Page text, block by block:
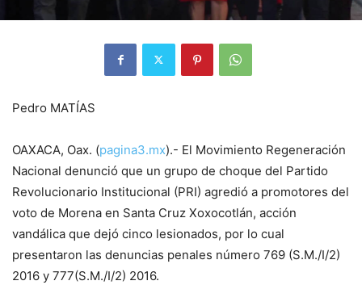
Pedro MATÍAS
OAXACA, Oax. (pagina3.mx).- El Movimiento Regeneración
Nacional denunció que un grupo de choque del Partido
Revolucionario Institucional (PRI) agredió a promotores del
voto de Morena en Santa Cruz Xoxocotlán, acción
vandálica que dejó cinco lesionados, por lo cual
presentaron las denuncias penales número 769 (S.M./I/2)
2016 y 777(S.M./I/2) 2016.